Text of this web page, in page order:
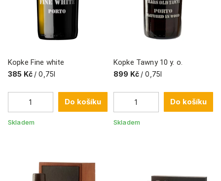
Kopke Fine white
385 Kč / 0,75l
Do košíku
Skladem
Kopke Tawny 10 y. o.
899 Kč / 0,75l
Do košíku
Skladem